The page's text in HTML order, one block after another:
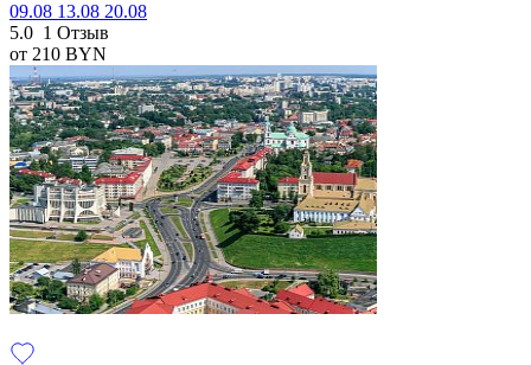
09.08 13.08 20.08
5.0 1 Отзыв
от 210 BYN